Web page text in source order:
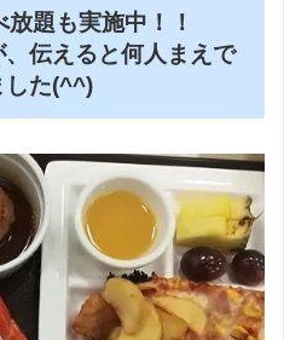
題も実施中！！
伝えると何人まえで
した(^^)